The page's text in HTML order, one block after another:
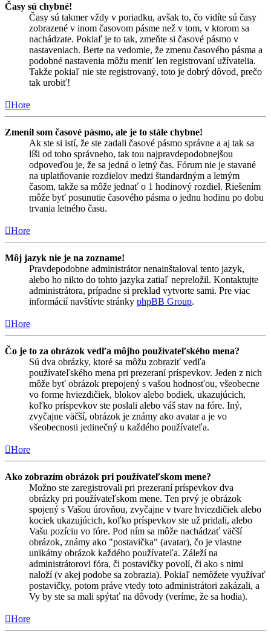
Časy sú chybné!
Časy sú takmer vždy v poriadku, avšak to, čo vidíte sú časy
zobrazené v inom časovom pásme než v tom, v ktorom sa
nachádzate. Pokiaľ je to tak, zmeňte si časové pásmo v
nastaveniach. Berte na vedomie, že zmenu časového pásma a
podobné nastavenia môžu meniť len registrovaní užívatelia.
Takže pokiaľ nie ste registrovaný, toto je dobrý dôvod, prečo
tak urobiť!
Hore
Zmenil som časové pásmo, ale je to stále chybne!
Ak ste si istí, že ste zadali časové pásmo správne a aj tak sa
líši od toho správneho, tak tou najpravdepodobnejšou
odpoveďou je, že sa jedná o letný čas. Fórum nie je stavané
na uplatňovanie rozdielov medzi štandardným a letným
časom, takže sa môže jednať o 1 hodinový rozdiel. Riešením
môže byť posunutie časového pásma o jednu hodinu po dobu
trvania letného času.
Hore
Môj jazyk nie je na zozname!
Pravdepodobne administrátor nenainštaloval tento jazyk,
alebo ho nikto do tohto jazyka zatiaľ nepreložil. Kontaktujte
administrátora, prípadne si preklad vytvorte sami. Pre viac
informácií navštívte stránky phpBB Group.
Hore
Čo je to za obrázok vedľa môjho používateľského mena?
Sú dva obrázky, ktoré sa môžu zobraziť vedľa
používateľského mena pri prezeraní príspevkov. Jeden z nich
môže byť obrázok prepojený s vašou hodnosťou, všeobecne
vo forme hviezdičiek, blokov alebo bodiek, ukazujúcich,
koľko príspevkov ste poslali alebo váš stav na fóre. Iný,
zvyčajne väčší, obrázok je známy ako avatar a je vo
všeobecnosti jedinečný u každého používateľa.
Hore
Ako zobrazím obrázok pri používateľskom mene?
Možno ste zaregistrovali pri prezeraní príspevkov dva
obrázky pri používateľskom mene. Ten prvý je obrázok
spojený s Vašou úrovňou, zvyčajne v tvare hviezdičiek alebo
kociek ukazujúcich, koľko príspevkov ste už pridali, alebo
Vašu pozíciu vo fóre. Pod ním sa môže nachádzať väčší
obrázok, známy ako "postavička" (avatar), čo je vlastne
unikátny obrázok každého používateľa. Záleží na
administrátorovi fóra, či postavičky povolí, či ako s nimi
naloží (v akej podobe sa zobrazia). Pokiaľ nemôžete využívať
postavičky, potom práve vtedy toto administrátori zakázali, a
Vy by ste sa mali spýtať na dôvody (veríme, že sa hodia).
Hore